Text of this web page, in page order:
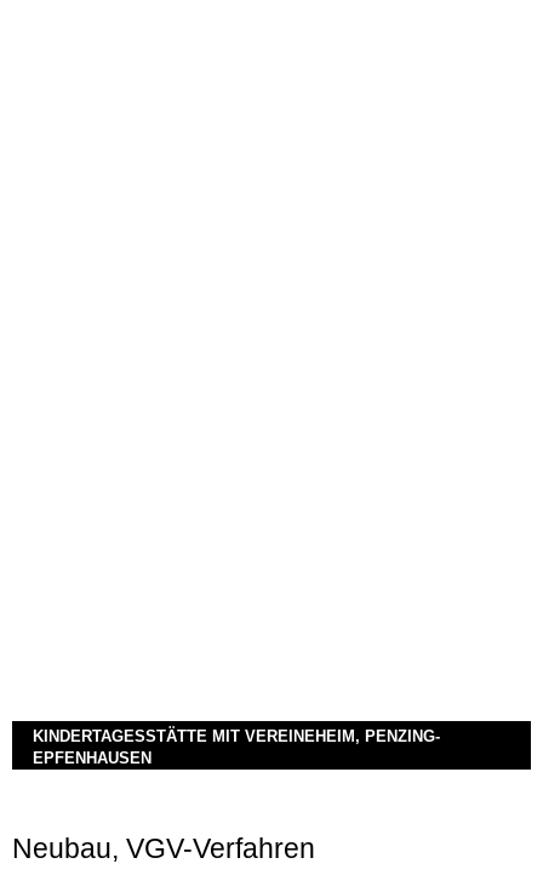
KINDERTAGESSTÄTTE MIT VEREINEHEIM, PENZING-
EPFENHAUSEN
Neubau, VGV-Verfahren